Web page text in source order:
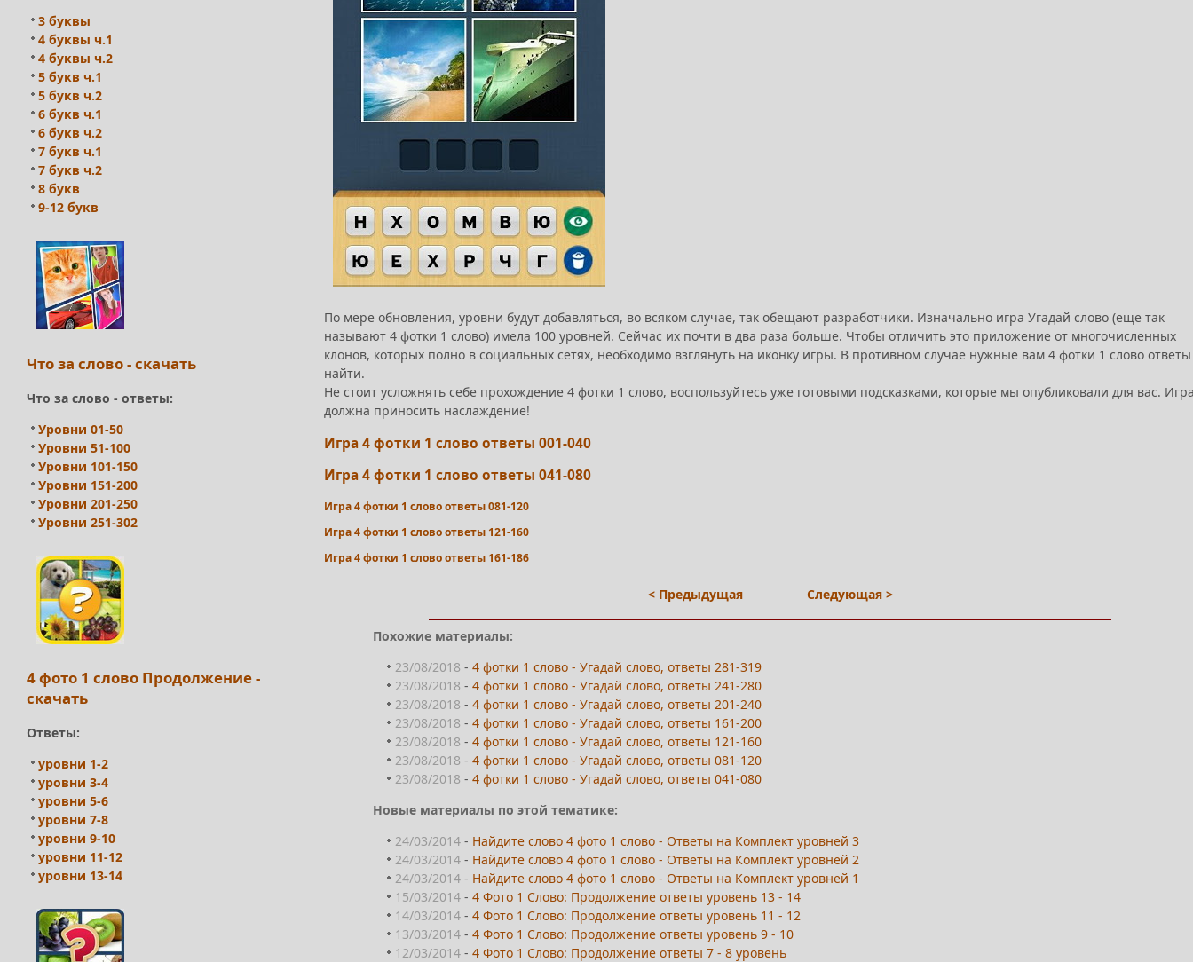
По мере обновления, уровни будут добавляться, во всяком случае, так обещают разработчики. Изначально игра Угадай слово (еще так
называют 4 фотки 1 слово) имела 100 уровней. Сейчас их почти в два раза больше. Чтобы отличить это приложение от многочисленных
клонов, которых полно в социальных сетях, необходимо взглянуть на иконку игры. В противном случае нужные вам 4 фотки 1 слово
найти.
Не стоит усложнять себе прохождение 4 фотки 1 слово, воспользуйтесь уже готовыми подсказками, которые мы опубликовали для вас.
должна приносить наслаждение!
Игра 4 фотки 1 слово ответы 001-040
Игра 4 фотки 1 слово ответы 041-080
Игра 4 фотки 1 слово ответы 081-120
Игра 4 фотки 1 слово ответы 121-160
Игра 4 фотки 1 слово ответы 161-186
< Предыдущая Следующая >
Похожие материалы:
23/08/2018 -4 фотки 1 слово - Угадай слово, ответы 281-319
23/08/2018 -4 фотки 1 слово - Угадай слово, ответы 241-280
23/08/2018 -4 фотки 1 слово - Угадай слово, ответы 201-240
23/08/2018 -4 фотки 1 слово - Угадай слово, ответы 161-200
23/08/2018 -4 фотки 1 слово - Угадай слово, ответы 121-160
23/08/2018 -4 фотки 1 слово - Угадай слово, ответы 081-120
23/08/2018 -4 фотки 1 слово - Угадай слово, ответы 041-080
Новые материалы по этой тематике:
24/03/2014 - Найдите слово 4 фото 1 слово - Ответы на Комплект уровней 3
24/03/2014 - Найдите слово 4 фото 1 слово - Ответы на Комплект уровней 2
24/03/2014 - Найдите слово 4 фото 1 слово - Ответы на Комплект уровней 1
15/03/2014 -4 Фото 1 Слово: Продолжение ответы уровень 13 - 14
14/03/2014 -4 Фото 1 Слово: Продолжение ответы уровень 11 - 12
13/03/2014 -4 Фото 1 Слово: Продолжение ответы уровень 9 - 10
12/03/2014 -4 Фото 1 Слово: Продолжение ответы 7 - 8 уровень
3 буквы
4 буквы ч.1
4 буквы ч.2
5 букв ч.1
5 букв ч.2
6 букв ч.1
6 букв ч.2
7 букв ч.1
7 букв ч.2
8 букв
9-12 букв
Что за слово - скачать
Что за слово - ответы:
Уровни 01-50
Уровни 51-100
Уровни 101-150
Уровни 151-200
Уровни 201-250
Уровни 251-302
4 фото 1 слово Продолжение -
скачать
Ответы:
уровни 1-2
уровни 3-4
уровни 5-6
уровни 7-8
уровни 9-10
уровни 11-12
уровни 13-14